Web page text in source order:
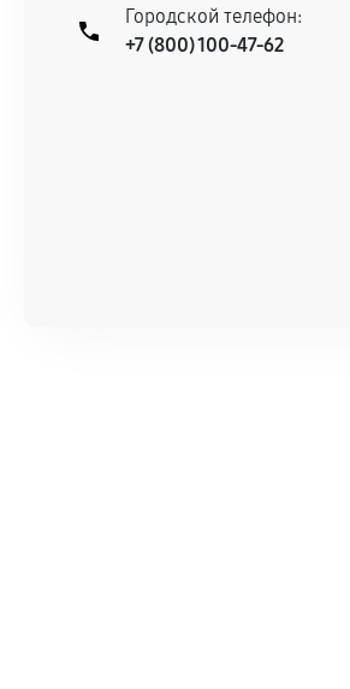
Городской телефон:
+7 (800) 100-47-62